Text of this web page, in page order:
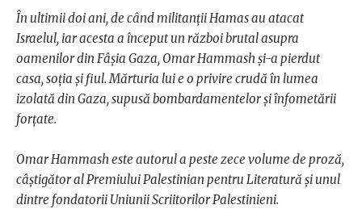
În ultimii doi ani, de când militanții Hamas au atacat
Israelul, iar acesta a început un război brutal asupra
oamenilor din Fâșia Gaza, Omar Hammash și-a pierdut
casa, soția și fiul. Mărturia lui e o privire crudă în lumea
izolată din Gaza, supusă bombardamentelor și înfometării
forțate.
Omar Hammash este autorul a peste zece volume de proză,
câștigător al Premiului Palestinian pentru Literatură și unul
dintre fondatorii Uniunii Scriitorilor Palestinieni.